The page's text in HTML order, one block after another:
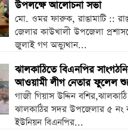
উপলক্ষে আলোচনা সভা
মো. ওমর ফারুক, রাঙামাটি ::
জেলার কাউখালী উপজেলা
জুলাই গণ অভ্যুথান...
ঝালকাঠিতে বিএনপির
আওয়ামী লীগ নেতার ফুলেল
গাজী গিয়াস উদ্দিন বশির,ঝালকাঠি
ঝালকাঠির সদর উপজেলার ৫ নং
ইউনিয়ন বিএনপির...